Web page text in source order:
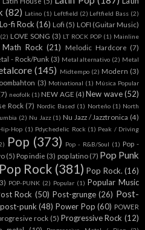
(82) Latino (1) Leftfield (2) Leftfield Bass (2)
Lo-fi Rock (16) Lofi (5) LOFI (Guitar Music)
(2) LOVE SONG (3) LT ROCK POP (1) Mainline
Math Rock (21) Melodic Hardcore (7)
- Rock/Punk (3) Metal alternativo (2) Metal
(145) Midtempo (2) Modern (3)
(3) Motivational (1) Música Popular
neofolk (1) NEW AGE (4) New wave (52)
Rock (7) Nordic Based (1) Norteño (1) North
(2) Nu Jazz (1) Nu Jazz / Jazztronica (4)
Hop (1) Pdychedelic Rock (1) Peak / Driving
Pop (373) Pop - R&B/Soul (1) Pop -
(5) Pop indie (3) pop latino (7) Pop Punk
Pop Rock (381) Pop Rock. (16)
POP-PUNK (2) Popular (1) Popular Music
Rock (50) Post-grunge (26) Post-
post-punk (48) Power Pop (60) POWER
rock (5) Progressive Rock (12)